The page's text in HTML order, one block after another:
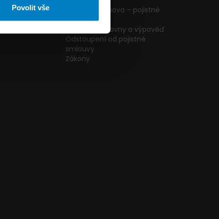
Povolit vše
Pojištění domova – pojistné
podmínky
Změna pojišťovny a výpověď
Odstoupení od pojistné
smlouvy
Zákony